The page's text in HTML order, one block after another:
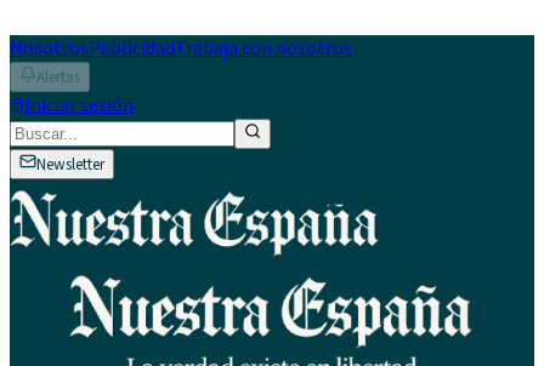
NosotrosPublicidadTrabaja con nosotros
Alertas
Iniciar sesión
Newsletter